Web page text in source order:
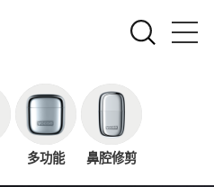
多功能 鼻腔修剪